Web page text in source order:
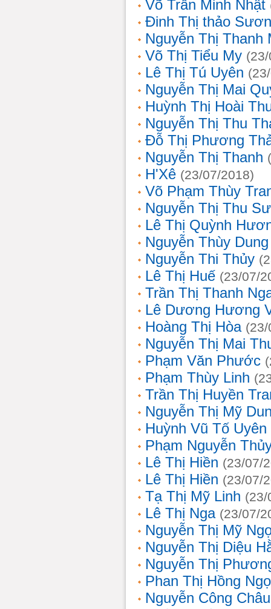
Võ Trần Minh Nhật
Đinh Thị thảo
Nguyễn Thị Thanh
Võ Thị Tiểu My
Lê Thị Tú Uyên
Nguyễn Thị Mai
Huỳnh Thị Hoài
Nguyễn Thị Thu
Đỗ Thị Phương
Nguyễn Thị Thanh
H'Xê (23/07/2018)
Võ Phạm Thùy
Nguyễn Thị Thu
Lê Thị Quỳnh
Nguyễn Thùy Dung
Nguyễn Thi Thủy
Lê Thị Huế (23/07/
Trần Thị Thanh
Lê Dương Hương
Hoàng Thị Hòa
Nguyễn Thị Mai
Phạm Văn Phước
Phạm Thùy Linh
Trần Thị Huyền
Nguyễn Thị Mỹ
Huỳnh Vũ Tố Uyên
Phạm Nguyễn
Lê Thị Hiền (23/07/
Lê Thị Hiền (23/07/
Tạ Thị Mỹ Linh (23/
Lê Thị Nga (23/07/
Nguyễn Thị Mỹ
Nguyễn Thị Diệu
Nguyễn Thị
Phan Thị Hồng
Nguyễn Công Châu